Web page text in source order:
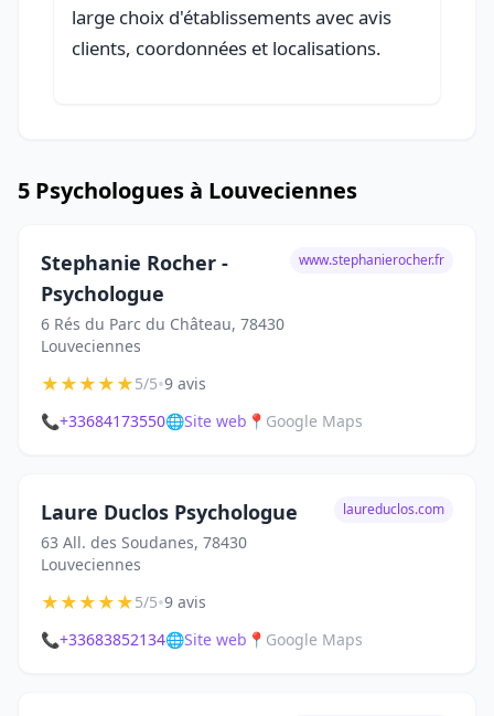
large choix d'établissements avec avis
clients, coordonnées et localisations.
5 Psychologues à Louveciennes
Stephanie Rocher -
Psychologue
6 Rés du Parc du Château, 78430
Louveciennes
www.stephanierocher.fr
★★★★★5/5•9 avis
📞+33684173550🌐Site web 📍 Google Maps
Laure Duclos Psychologue
63 All. des Soudanes, 78430
Louveciennes
laureduclos.com
★★★★★5/5•9 avis
📞+33683852134🌐Site web 📍 Google Maps